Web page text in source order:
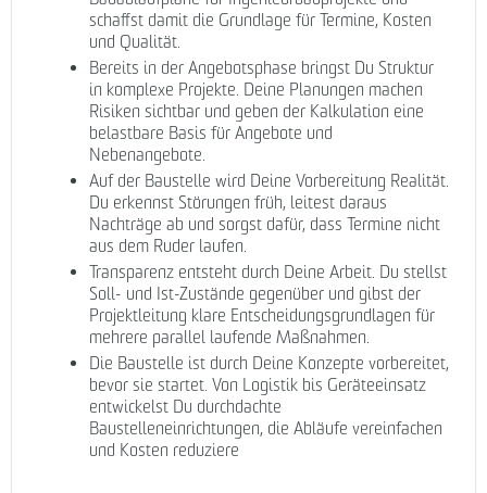
schaffst damit die Grundlage für Termine, Kosten
und Qualität.
Bereits in der Angebotsphase bringst Du Struktur
in komplexe Projekte. Deine Planungen machen
Risiken sichtbar und geben der Kalkulation eine
belastbare Basis für Angebote und
Nebenangebote.
Auf der Baustelle wird Deine Vorbereitung Realität.
Du erkennst Störungen früh, leitest daraus
Nachträge ab und sorgst dafür, dass Termine nicht
aus dem Ruder laufen.
Transparenz entsteht durch Deine Arbeit. Du stellst
Soll- und Ist-Zustände gegenüber und gibst der
Projektleitung klare Entscheidungsgrundlagen für
mehrere parallel laufende Maßnahmen.
Die Baustelle ist durch Deine Konzepte vorbereitet,
bevor sie startet. Von Logistik bis Geräteeinsatz
entwickelst Du durchdachte
Baustelleneinrichtungen, die Abläufe vereinfachen
und Kosten reduziere